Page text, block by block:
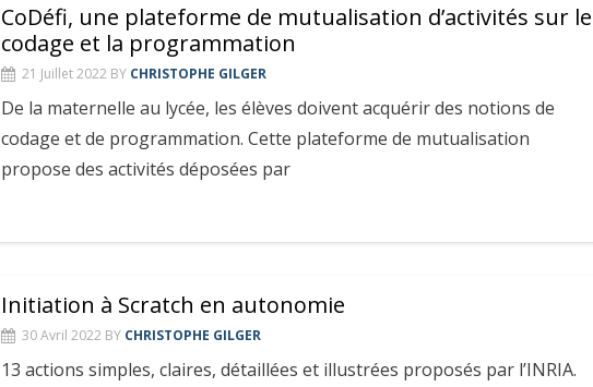
CoDéfi, une plateforme de mutualisation d’activités sur le
codage et la programmation
21 Juillet 2022 BY CHRISTOPHE GILGER
De la maternelle au lycée, les élèves doivent acquérir des notions de
codage et de programmation. Cette plateforme de mutualisation
propose des activités déposées par
Initiation à Scratch en autonomie
30 Avril 2022 BY CHRISTOPHE GILGER
13 actions simples, claires, détaillées et illustrées proposés par l’INRIA.